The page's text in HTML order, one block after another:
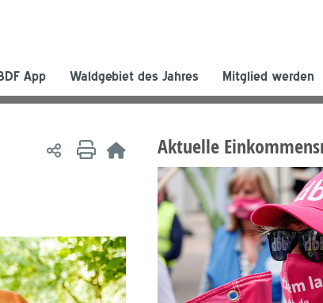
App Waldgebiet des Jahres Mitglied werden
Aktuelle